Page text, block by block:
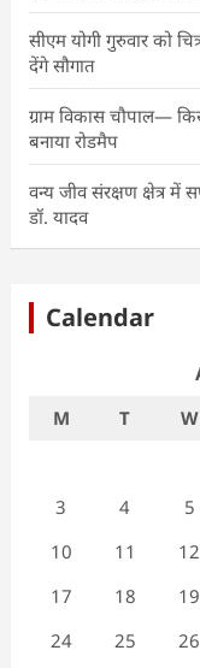
सीएम योगी गुरुवार को
देंगे सौगात
ग्राम विकास चौपाल—
बनाया रोडमैप
वन्य जीव संरक्षण क्षेत्र
डॉ. यादव
Calendar
M
T W
3
4 5
10
11 12
17
18 19
24
25 26